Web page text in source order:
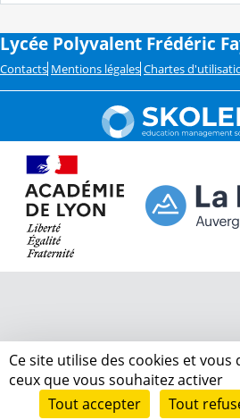
Lycée Polyvalent Frédéric
Contacts Mentions légales Chartes
Ce site utilise des cookies et
ceux que vous souhaitez activer
Tout accepter
Tout